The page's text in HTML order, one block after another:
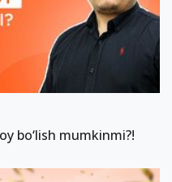
bo‘lish mumkinmi?!